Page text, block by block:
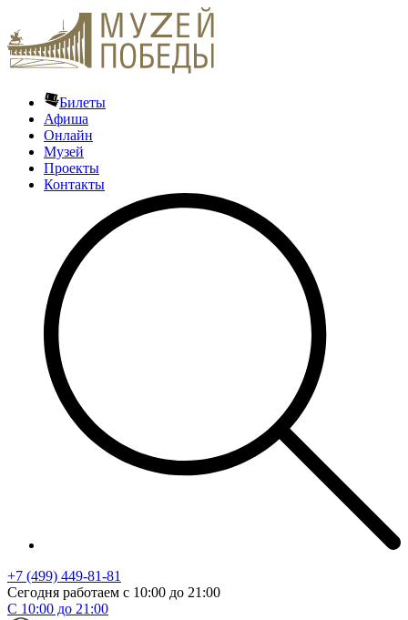
Билеты
Афиша
Онлайн
Музей
Проекты
Контакты
+7 (499) 449-81-81
Сегодня работаем с 10:00 до 21:00
С 10:00 до 21:00